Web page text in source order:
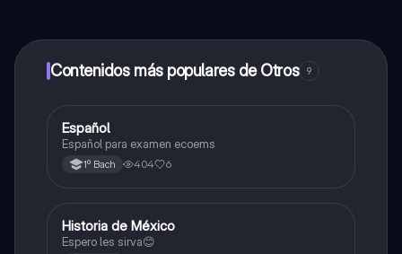
a determinadas funciones.
Contenidos más populares de Otros 9
Otros
Español
Español para examen ecoems
1º Bach 404 6
Otros
Historia de México
Espero les sirva😊